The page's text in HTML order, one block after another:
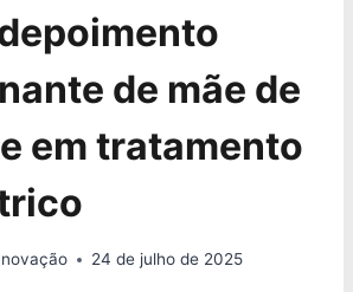
de mãe de
em tratamento
24 de julho de 2025